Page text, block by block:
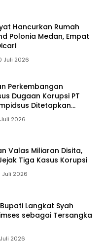
Hancurkan Rumah
Polonia Medan, Empat
Juli 2026
Perkembangan
Dugaan Korupsi PT
Ditetapkan
Juli 2026
Valas Miliaran Disita,
Tiga Kasus Korupsi
Juli 2026
Langkat Syah
sebagai Tersangka
2026